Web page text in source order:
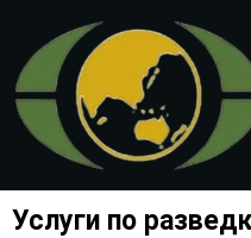
содержимому
Услуги по